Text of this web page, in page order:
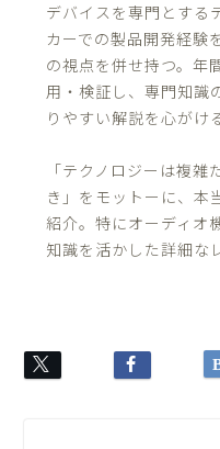
デバイスを専門とする
カーでの製品開発経験
の視点を併せ持つ。年
用・検証し、専門知識
りやすい解説を心がけ
「テクノロジーは複
き」をモットーに、本
紹介。特にオーディオ
知識を活かした詳細な